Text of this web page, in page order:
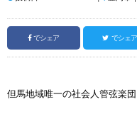
でシェア でシェア
但馬地域唯一の社会人管弦楽団